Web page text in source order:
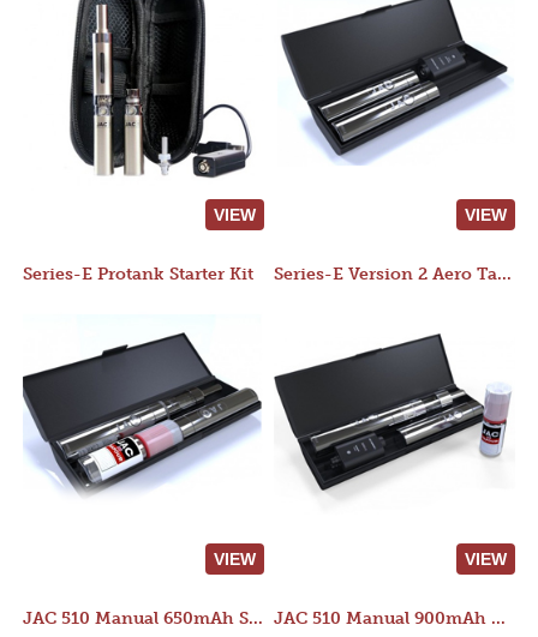
VIEW VIEW
Series-E Protank Starter Kit
VIEW
Series-E Version 2 Aero Tank Starter Kit
VIEW
JAC 510 Manual 650mAh Starter Kit JAC 510 Manual 900mAh Starter Kit